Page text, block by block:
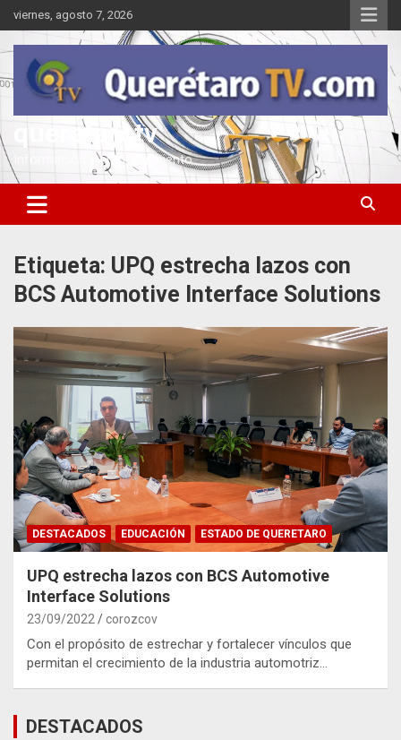
Saltar
al
contenido
viernes, agosto 7, 2026
queretarotv
Información y entretenimiento
Etiqueta: UPQ estrecha lazos con
BCS Automotive Interface Solutions
DESTACADOS EDUCACIÓN ESTADO DE QUERETARO
UPQ estrecha lazos con BCS Automotive
Interface Solutions
23/09/2022 corozcov
Con el propósito de estrechar y fortalecer vínculos que
permitan el crecimiento de la industria automotriz…
DESTACADOS